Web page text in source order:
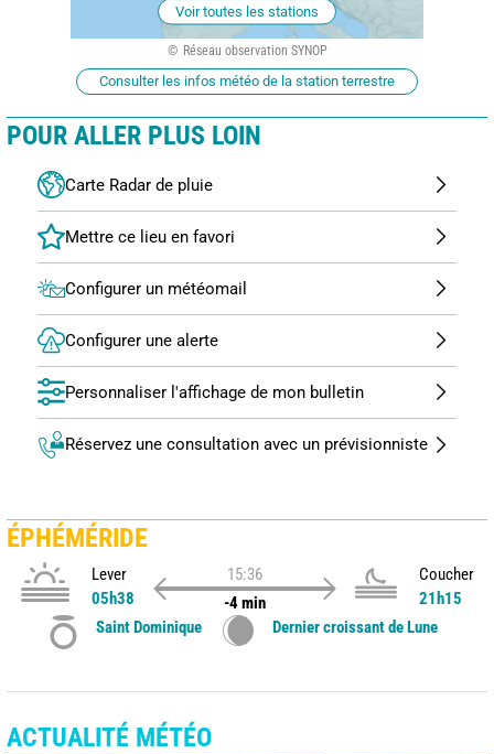
Voir toutes les stations
Réseau observation SYNOP
Consulter les infos météo de la station terrestre
POUR ALLER PLUS LOIN
Carte Radar de pluie
Configurer un météomail
Configurer une alerte
Personnaliser l'affichage de mon bulletin
Réservez une consultation avec un prévisionniste
ÉPHÉMÉRIDE
Lever
05h38
15:36
-4 min
Coucher
21h15
Saint Dominique
Dernier croissant de Lune
ACTUALITÉ MÉTÉO